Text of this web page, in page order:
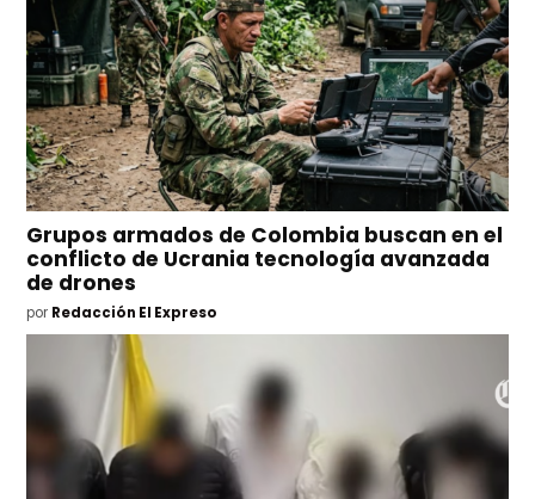
Grupos armados de Colombia buscan en el
conflicto de Ucrania tecnología avanzada
de drones
por Redacción El Expreso